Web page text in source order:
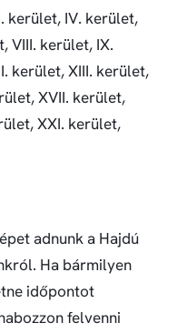
kerület, IV. kerület,
VIII. kerület, IX.
kerület, XIII. kerület,
XVII. kerület,
XXI. kerület,
adnunk a Hajdú
Ha bármilyen
időpontot
felvenni